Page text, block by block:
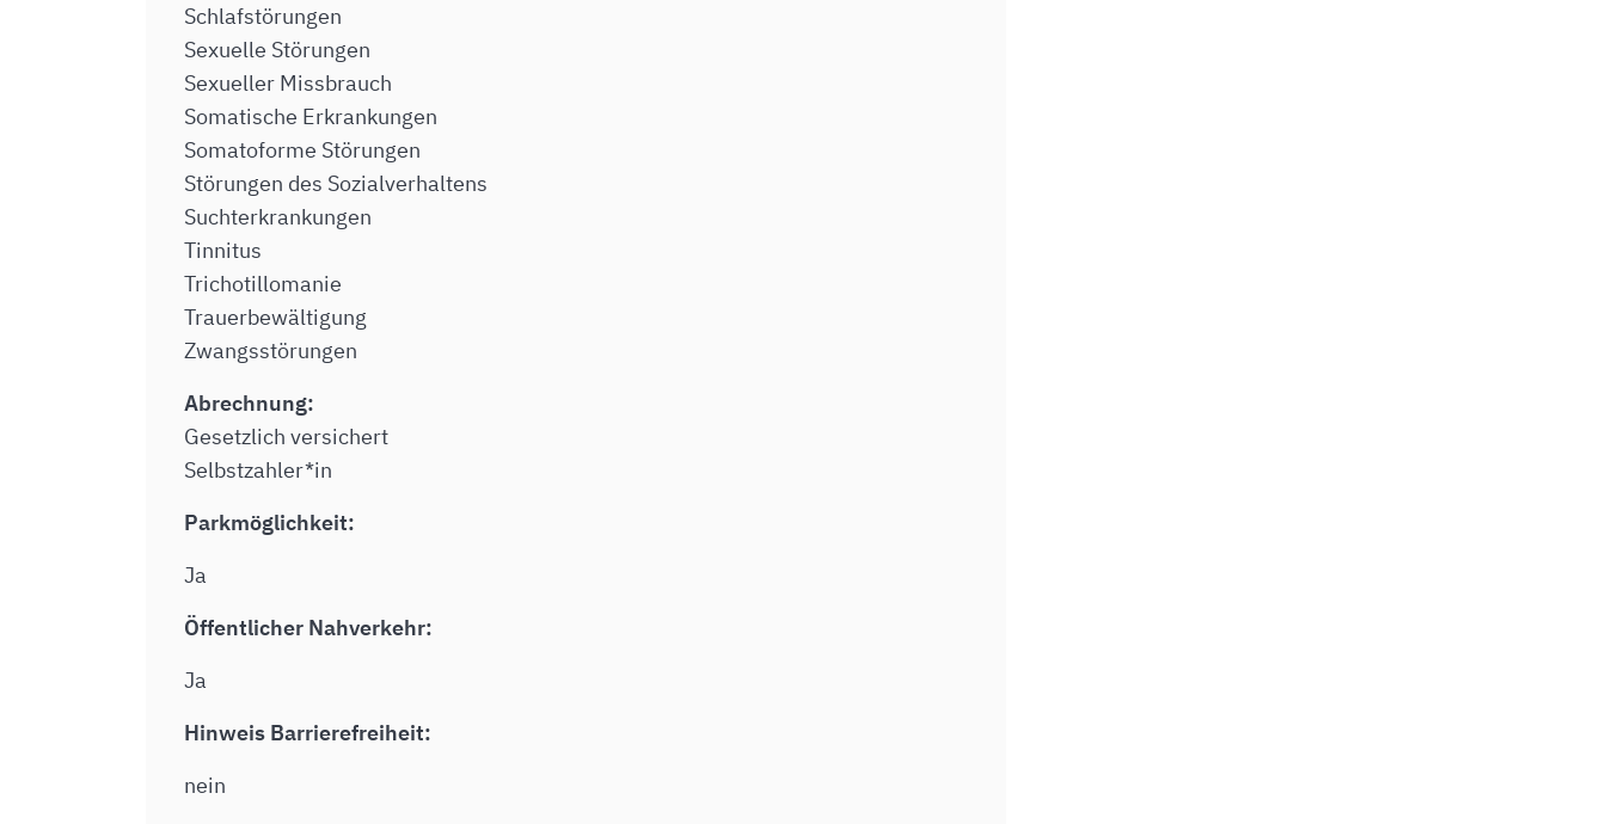
Schlafstörungen
Sexuelle Störungen
Sexueller Missbrauch
Somatische Erkrankungen
Somatoforme Störungen
Störungen des Sozialverhaltens
Suchterkrankungen
Tinnitus
Trichotillomanie
Trauerbewältigung
Zwangsstörungen
Abrechnung:
Gesetzlich versichert
Selbstzahler*in
Parkmöglichkeit:
Ja
Öffentlicher Nahverkehr:
Ja
Hinweis Barrierefreiheit:
nein